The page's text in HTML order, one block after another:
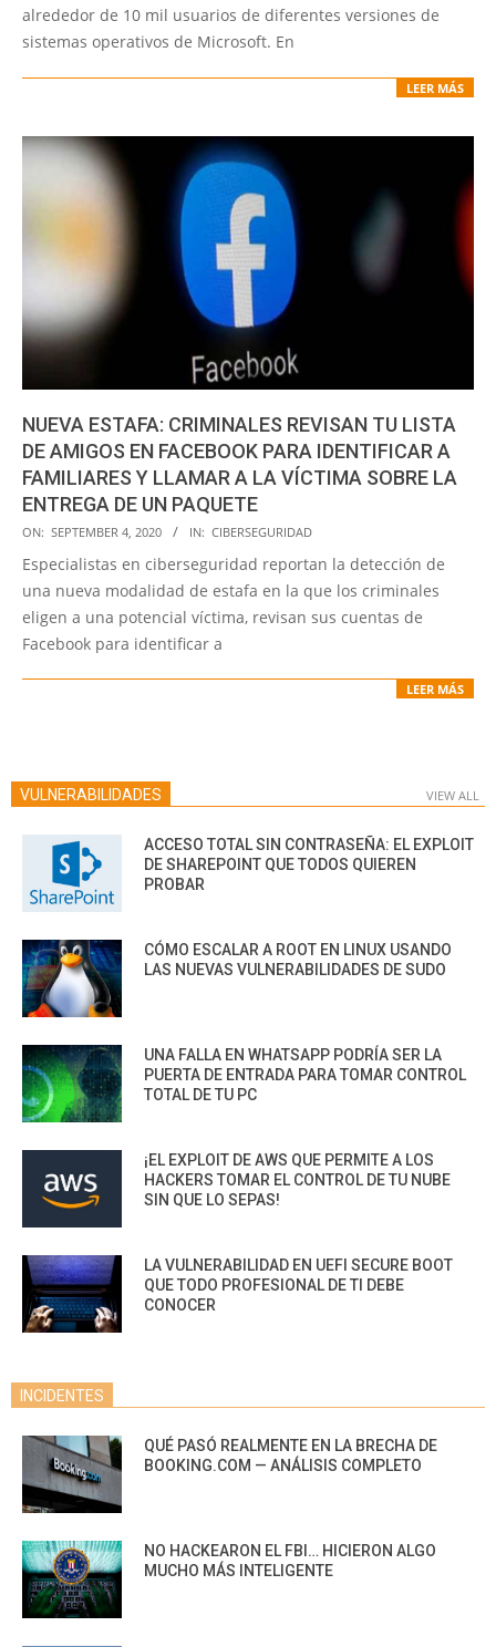
alrededor de 10 mil usuarios de diferentes versiones de
sistemas operativos de Microsoft. En
LEER MÁS
NUEVA ESTAFA: CRIMINALES REVISAN TU LISTA
DE AMIGOS EN FACEBOOK PARA IDENTIFICAR A
FAMILIARES Y LLAMAR A LA VÍCTIMA SOBRE LA
ENTREGA DE UN PAQUETE
2020-
09-
ON: SEPTEMBER 4, 2020 IN: CIBERSEGURIDAD
Especialistas en ciberseguridad reportan la detección de
una nueva modalidad de estafa en la que los criminales
eligen a una potencial víctima, revisan sus cuentas de
Facebook para identificar a
LEER MÁS
VULNERABILIDADES VIEW ALL
ACCESO TOTAL SIN CONTRASEÑA: EL EXPLOIT
DE SHAREPOINT QUE TODOS QUIEREN
PROBAR
CÓMO ESCALAR A ROOT EN LINUX USANDO
LAS NUEVAS VULNERABILIDADES DE SUDO
UNA FALLA EN WHATSAPP PODRÍA SER LA
PUERTA DE ENTRADA PARA TOMAR CONTROL
TOTAL DE TU PC
¡EL EXPLOIT DE AWS QUE PERMITE A LOS
HACKERS TOMAR EL CONTROL DE TU NUBE
SIN QUE LO SEPAS!
LA VULNERABILIDAD EN UEFI SECURE BOOT
QUE TODO PROFESIONAL DE TI DEBE
CONOCER
INCIDENTES
QUÉ PASÓ REALMENTE EN LA BRECHA DE
BOOKING.COM — ANÁLISIS COMPLETO
NO HACKEARON EL FBI… HICIERON ALGO
MUCHO MÁS INTELIGENTE